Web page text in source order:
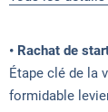
• Rachat de
Étape clé de la
formidable